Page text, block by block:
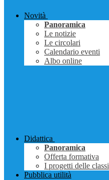
Novità
Panoramica
Le notizie
Le circolari
Calendario eventi
Albo online
Didattica
Panoramica
Offerta formativa
I progetti delle classi
Pubblica utilità